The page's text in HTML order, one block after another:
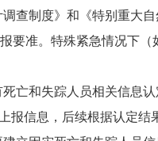
制度》和《特别重大自
要准。特殊紧急情况下
和失踪人员相关信息认
报信息，后续根据认定结